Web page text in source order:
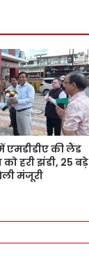
एमडीडीए की लैंड
हरी झंडी, 25 बड़े
मंजूरी